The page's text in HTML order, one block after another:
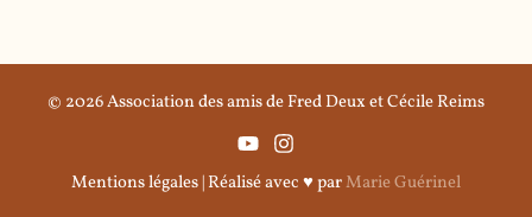
© 2026 Association des amis de Fred Deux et Cécile Reims
Mentions légales | Réalisé avec ♥ parMarie Guérinel